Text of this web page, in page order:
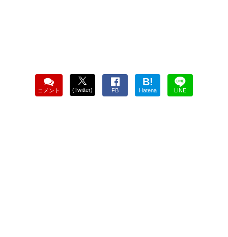
コメント (Twitter) FB
B!
Hatena LINE